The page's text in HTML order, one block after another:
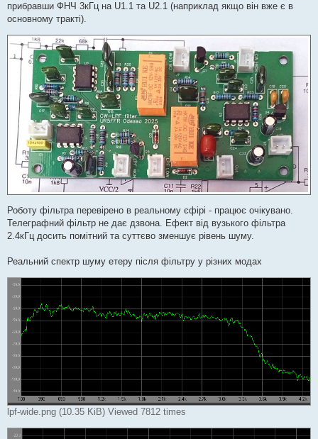
прибравши ФНЧ 3кГц на U1.1 та U2.1 (наприклад якщо він вже є в
основному тракті).
Роботу фільтра перевірено в реальному єфірі - працює очікувано.
Телеграфний фільтр не дає дзвона. Ефект від вузького фільтра
2.4кГц досить помітний та суттєво зменшує рівень шуму.
Реальний спектр шуму етеру після фільтру у різних модах
lpf-wide.png (10.35 KiB) Viewed 7812 times